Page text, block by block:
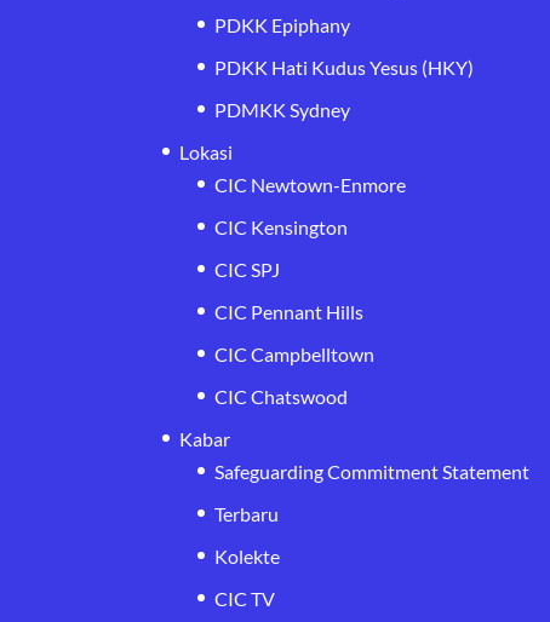
PDKK Epiphany
PDKK Hati Kudus Yesus (HKY)
PDMKK Sydney
Lokasi
CIC Newtown-Enmore
CIC Kensington
CIC SPJ
CIC Pennant Hills
CIC Campbelltown
CIC Chatswood
Kabar
Safeguarding Commitment Statement
Terbaru
Kolekte
CIC TV